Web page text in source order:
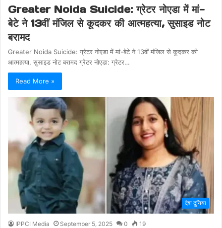
Greater Noida Suicide: ग्रेटर नोएडा में मां-
बेटे ने 13वीं मंजिल से कूदकर की आत्महत्या, सुसाइड नोट
बरामद
Greater Noida Suicide: ग्रेटर नोएडा में मां-बेटे ने 13वीं मंजिल से कूदकर की
आत्महत्या, सुसाइड नोट बरामद ग्रेटर नोएडा: ग्रेटर…
Read More »
देश दुनिया
IPPCI Media September 5, 2025 0 19